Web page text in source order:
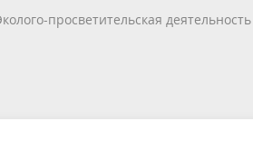
после посещения
территории
на озере Зоны
Газета
с бизнесом Проекты
виды Жилой
просветительская деятельность